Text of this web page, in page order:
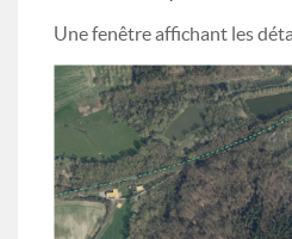
Une fenêtre affichant les